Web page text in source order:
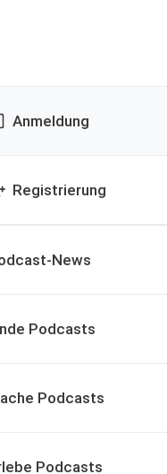
Anmeldung
Registrierung
News
Podcasts
Podcasts
Podcasts